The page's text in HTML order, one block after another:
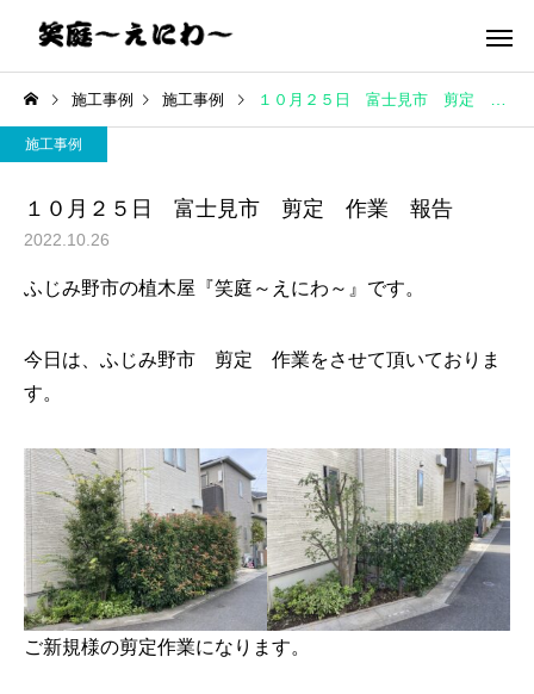
施工事例 施工事例 １０月２５日 富士見市 剪定 作業 報告
施工事例
１０月２５日 富士見市 剪定 作業 報告
2022.10.26
ふじみ野市の植木屋『笑庭～えにわ～』です。
今日は、ふじみ野市 剪定 作業をさせて頂いておりま
す。
ご新規様の剪定作業になります。